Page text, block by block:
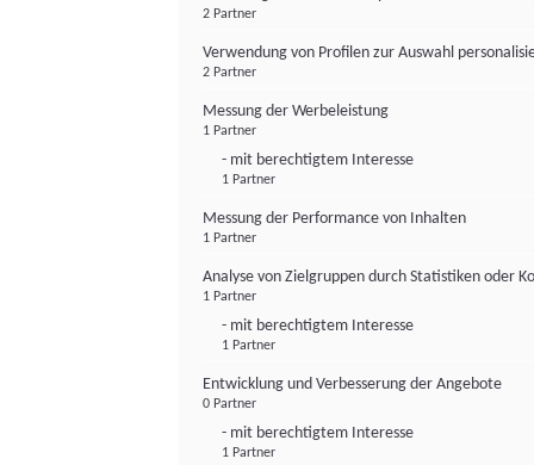
2 Partner
Verwendung von Profilen zur Auswahl
2 Partner
Messung der Werbeleistung
1 Partner
- mit berechtigtem Interesse
1 Partner
Messung der Performance von Inhalten
1 Partner
Analyse von Zielgruppen durch Statistiken oder
1 Partner
- mit berechtigtem Interesse
1 Partner
Entwicklung und Verbesserung der Angebote
0 Partner
- mit berechtigtem Interesse
1 Partner